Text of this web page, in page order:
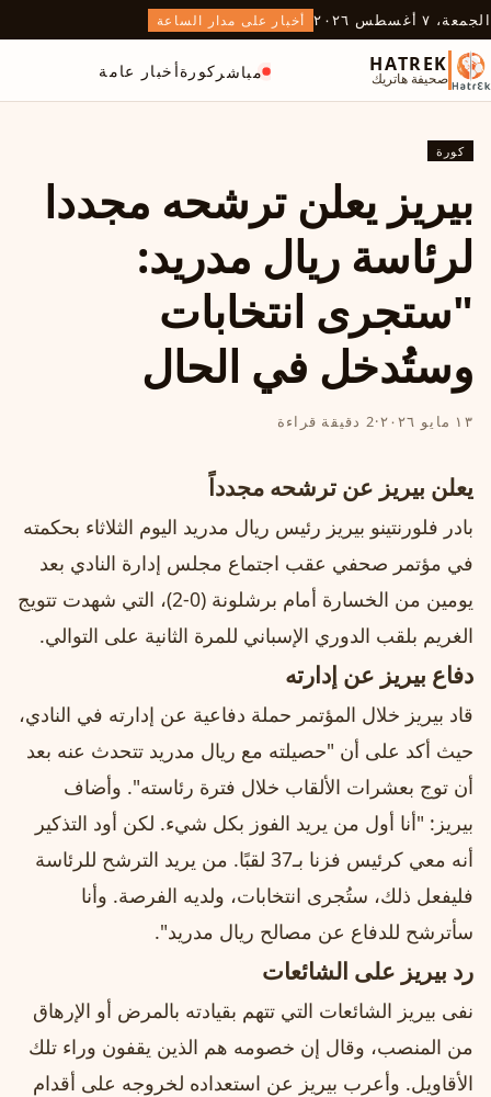
الجمعة، ٧ أغسطس ٢٠٢٦ أخبار على مدار الساعة
HATREK
صحيفة هاتريك مباشر كورةأخبار عامة
كورة
بيريز يعلن ترشحه مجددا
لرئاسة ريال مدريد:
"ستجرى انتخابات
وستُدخل في الحال
١٣ مايو ٢٠٢٦ ·2 دقيقة قراءة
يعلن بيريز عن ترشحه مجدداً
بادر فلورنتينو بيريز رئيس ريال مدريد اليوم الثلاثاء بحكمته
في مؤتمر صحفي عقب اجتماع مجلس إدارة النادي بعد
يومين من الخسارة أمام برشلونة (0-2)، التي شهدت تتويج
الغريم بلقب الدوري الإسباني للمرة الثانية على التوالي.
دفاع بيريز عن إدارته
قاد بيريز خلال المؤتمر حملة دفاعية عن إدارته في النادي،
حيث أكد على أن "حصيلته مع ريال مدريد تتحدث عنه بعد
أن توج بعشرات الألقاب خلال فترة رئاسته". وأضاف
بيريز: "أنا أول من يريد الفوز بكل شيء. لكن أود التذكير
أنه معي كرئيس فزنا بـ37 لقبًا. من يريد الترشح للرئاسة
فليفعل ذلك، ستُجرى انتخابات، ولديه الفرصة. وأنا
سأترشح للدفاع عن مصالح ريال مدريد".
رد بيريز على الشائعات
نفى بيريز الشائعات التي تتهم بقيادته بالمرض أو الإرهاق
من المنصب، وقال إن خصومه هم الذين يقفون وراء تلك
الأقاويل. وأعرب بيريز عن استعداده لخروجه على أقدام